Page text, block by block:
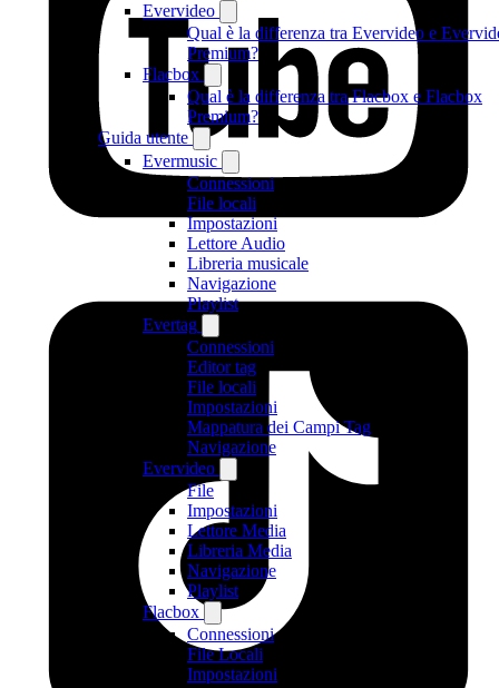
Evervideo
Qual è la differenza tra Evervideo e
Premium?
Flacbox
Qual è la differenza tra Flacbox e Flacbox
Premium?
Guida utente
Evermusic
Connessioni
File locali
Impostazioni
Lettore Audio
Libreria musicale
Navigazione
Playlist
Evertag
Connessioni
Editor tag
File locali
Impostazioni
Mappatura dei Campi Tag
Navigazione
Evervideo
File
Impostazioni
Lettore Media
Libreria Media
Navigazione
Playlist
Flacbox
Connessioni
File Locali
Impostazioni